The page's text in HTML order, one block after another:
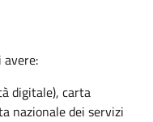
avere:
digitale), carta
nazionale dei servizi